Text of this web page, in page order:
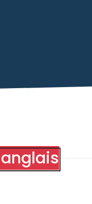
anglais